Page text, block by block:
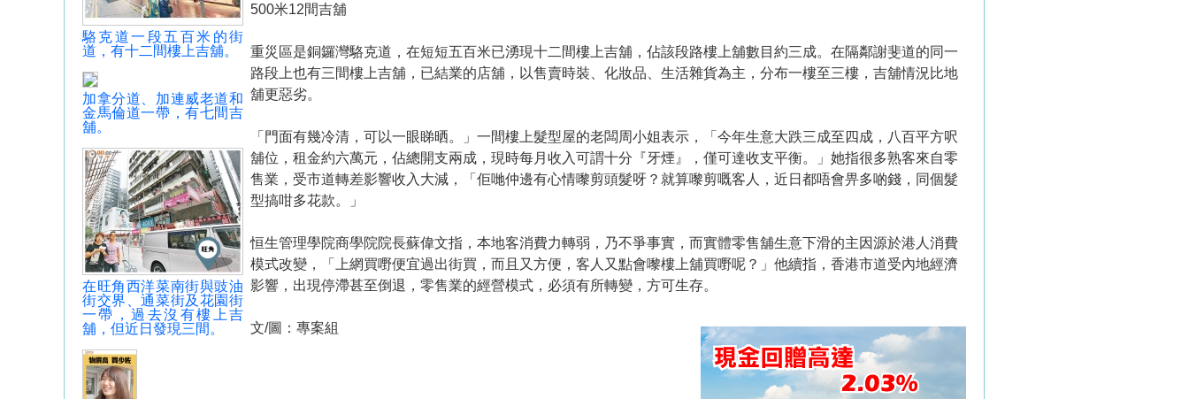
駱克道一段五百米的街
道，有十二間樓上吉舖。
加拿分道、加連威老道和
金馬倫道一帶，有七間吉
舖。
在旺角西洋菜南街與豉油
街交界、通菜街及花園街
一帶，過去沒有樓上吉
舖，但近日發現三間。
500米12間吉舖
重災區是銅鑼灣駱克道，在短短五百米已湧現十二間樓上吉舖，佔該段路樓上舖數目約三成。在隔鄰謝斐道的同一
路段上也有三間樓上吉舖，已結業的店舖，以售賣時裝、化妝品、生活雜貨為主，分布一樓至三樓，吉舖情況比地
舖更惡劣。
「門面有幾冷清，可以一眼睇晒。」一間樓上髮型屋的老闆周小姐表示，「今年生意大跌三成至四成，八百平方呎
舖位，租金約六萬元，佔總開支兩成，現時每月收入可謂十分『牙煙』，僅可達收支平衡。」她指很多熟客來自零
售業，受市道轉差影響收入大減，「佢哋仲邊有心情嚟剪頭髮呀？就算嚟剪嘅客人，近日都唔會畀多啲錢，同個髮
型搞咁多花款。」
恒生管理學院商學院院長蘇偉文指，本地客消費力轉弱，乃不爭事實，而實體零售舖生意下滑的主因源於港人消費
模式改變，「上網買嘢便宜過出街買，而且又方便，客人又點會嚟樓上舖買嘢呢？」他續指，香港市道受內地經濟
影響，出現停滯甚至倒退，零售業的經營模式，必須有所轉變，方可生存。
文/圖：專案組